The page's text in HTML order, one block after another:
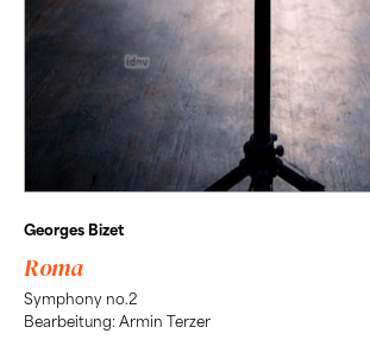
Georges Bizet
Roma
Symphony no.2
Bearbeitung: Armin Terzer